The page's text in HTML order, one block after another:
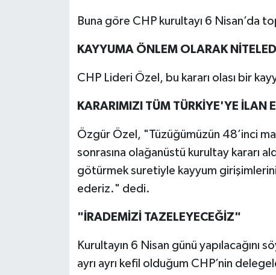
Buna göre CHP kurultayı 6 Nisan’da
KAYYUMA ÖNLEM OLARAK NİTELEDİ
CHP Lideri Özel, bu kararı olası bir
KARARIMIZI TÜM TÜRKİYE'YE İLAN
Özgür Özel, "Tüzüğümüzün 48’inci
sonrasına olağanüstü kurultay kararı
götürmek suretiyle kayyum
ederiz." dedi.
"İRADEMİZİ TAZELEYECEĞİZ"
Kurultayın 6 Nisan günü yapılacağını
ayrı ayrı kefil olduğum CHP’nin